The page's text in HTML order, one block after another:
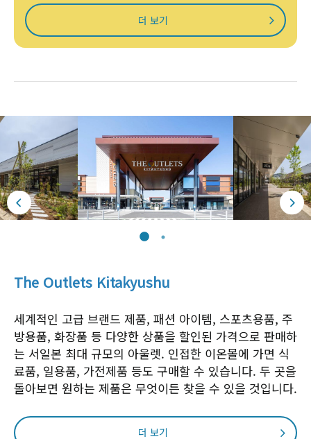
더 보기
The Outlets Kitakyushu
세계적인 고급 브랜드 제품, 패션 아이템, 스포츠용품, 주
방용품, 화장품 등 다양한 상품을 할인된 가격으로 판매하
는 서일본 최대 규모의 아울렛. 인접한 이온몰에 가면 식
료품, 일용품, 가전제품 등도 구매할 수 있습니다. 두 곳을
돌아보면 원하는 제품은 무엇이든 찾을 수 있을 것입니다.
더 보기